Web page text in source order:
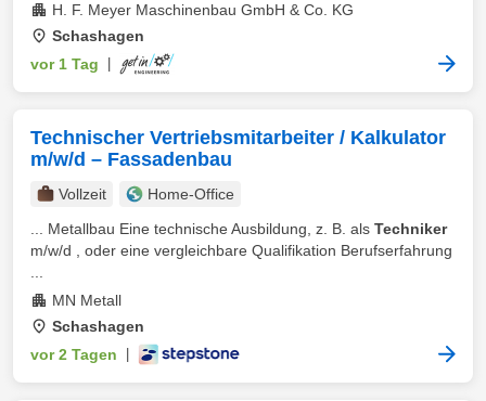
H. F. Meyer Maschinenbau GmbH & Co. KG
Schashagen
vor 1 Tag
Technischer Vertriebsmitarbeiter / Kalkulator
m/w/d – Fassadenbau
Vollzeit
Home-Office
... Metallbau Eine technische Ausbildung, z. B. als Techniker
m/w/d , oder eine vergleichbare Qualifikation Berufserfahrung
MN Metall
Schashagen
vor 2 Tagen